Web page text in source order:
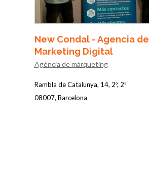
New Condal - Agencia de
Marketing Digital
Agència de màrqueting
Rambla de Catalunya, 14, 2º, 2ª
08007, Barcelona